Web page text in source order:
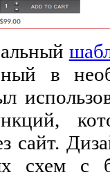
в
сайт.
схем с